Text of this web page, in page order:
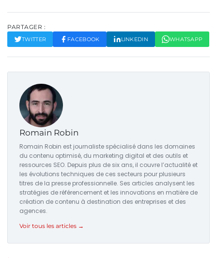
PARTAGER :
TWITTER FACEBOOK LINKEDIN WHATSAPP
Romain Robin
Romain Robin est journaliste spécialisé dans les domaines
du contenu optimisé, du marketing digital et des outils et
ressources SEO. Depuis plus de six ans, il couvre l’actualité et
les évolutions techniques de ces secteurs pour plusieurs
titres de la presse professionnelle. Ses articles analysent les
stratégies de référencement et les innovations en matière de
création de contenu à destination des entreprises et des
agences.
Voir tous les articles →